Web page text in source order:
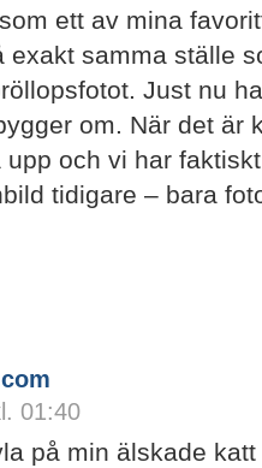
ett av mina
exakt samma ställe
Just nu
om. När det är
och vi har
tidigare – bara
01:40
på min älskade